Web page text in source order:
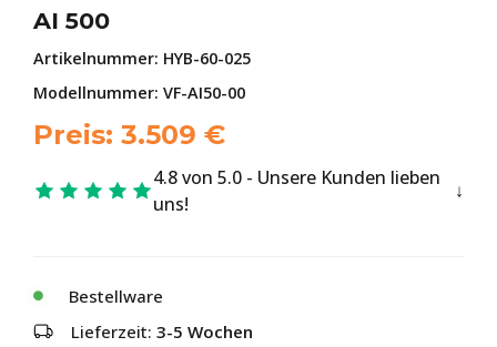
AI 500
Artikelnummer: HYB-60-025
Modellnummer: VF-AI50-00
Preis: 3.509 €
4.8 von 5.0 - Unsere Kunden lieben
uns!
Bestellware
Lieferzeit: 3-5 Wochen